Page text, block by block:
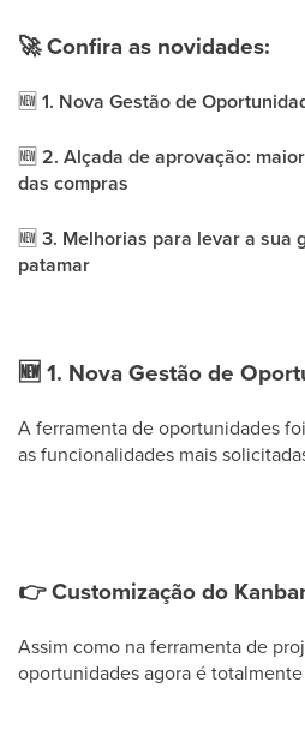
🚀Confira as novidades:
🆕 1. Nova Gestão de
🆕 2. Alçada de aprovação:
das compras
🆕 3. Melhorias para levar a sua
patamar
🆕 1. Nova Gestão de
A ferramenta de oportunidades
as funcionalidades mais
👉Customização do
Assim como na ferramenta de
oportunidades agora é